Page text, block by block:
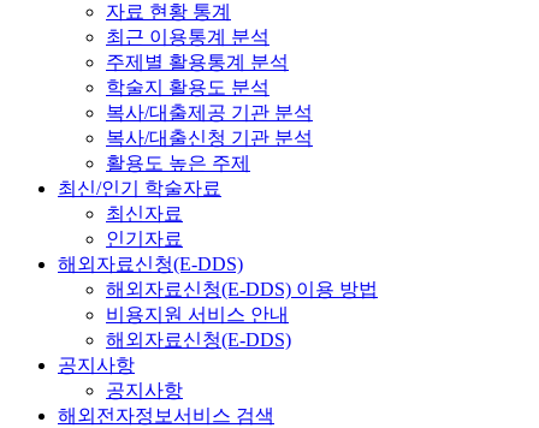
자료 현황 통계
최근 이용통계 분석
주제별 활용통계 분석
학술지 활용도 분석
복사/대출제공 기관 분석
복사/대출신청 기관 분석
활용도 높은 주제
최신/인기 학술자료
최신자료
인기자료
해외자료신청(E-DDS)
해외자료신청(E-DDS) 이용 방법
비용지원 서비스 안내
해외자료신청(E-DDS)
공지사항
공지사항
해외전자정보서비스 검색